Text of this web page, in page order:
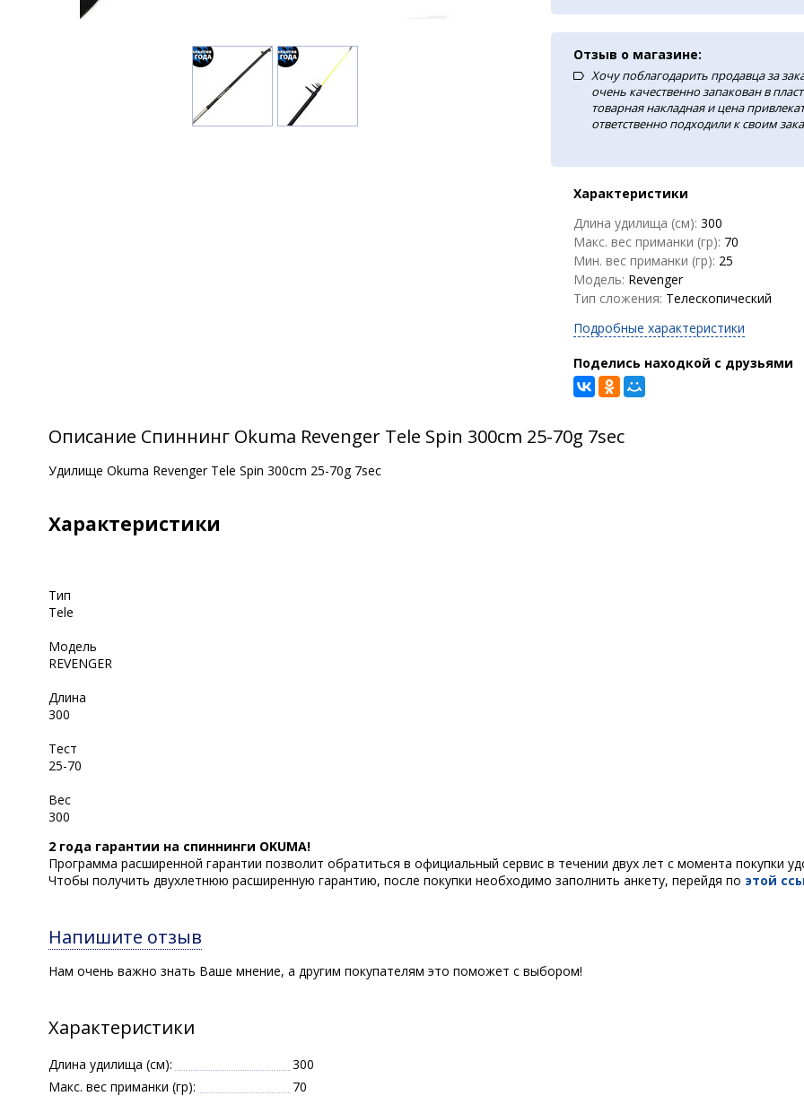
Отзыв о магазине:
Хочу поблагодарить продавца за
очень качественно запакован в
товарная накладная и цена
ответственно подходили к своим
Характеристики
Длина удилища (см): 300
Макс. вес приманки (гр): 70
Мин. вес приманки (гр): 25
Модель: Revenger
Тип сложения: Телескопический
Подробные характеристики
Поделись находкой с друзьями
Описание Спиннинг Okuma Revenger Tele Spin 300cm 25-70g 7sec
Удилище Okuma Revenger Tele Spin 300cm 25-70g 7sec
Характеристики
Тип
Tele
Модель
REVENGER
Длина
300
Тест
25-70
Вес
300
2 года гарантии на спиннинги OKUMA!
Программа расширенной гарантии позволит обратиться в официальный сервис в течении двух лет с момента покупки
Чтобы получить двухлетнюю расширенную гарантию, после покупки необходимо заполнить анкету, перейдя по этой
Напишите отзыв
Нам очень важно знать Ваше мнение, а другим покупателям это поможет с выбором!
Характеристики
Длина удилища (см):
300
Макс. вес приманки (гр):
70